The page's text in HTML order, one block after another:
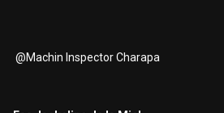
@Machin Inspector Charapa